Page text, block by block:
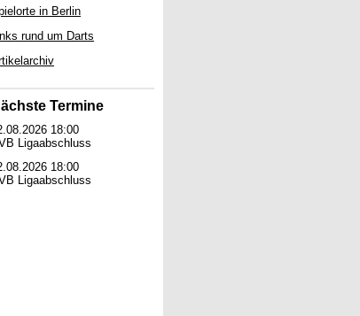
in Berlin
rund um Darts
Termine
18:00
Ligaabschluss
18:00
Ligaabschluss